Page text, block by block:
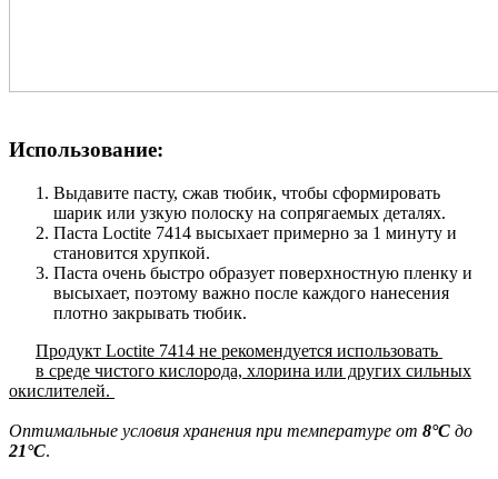
Использование:
Выдавите пасту, сжав тюбик, чтобы сформировать
шарик или узкую полоску на сопрягаемых деталях.
Паста Loctite 7414 высыхает примерно за 1 минуту и
становится хрупкой.
Паста очень быстро образует поверхностную пленку и
высыхает, поэтому важно после каждого нанесения
плотно закрывать тюбик.
Продукт Loctite 7414 не рекомендуется использовать
в среде чистого кислорода, хлорина или других сильных
окислителей.
Оптимальные условия хранения при температуре от 8°C до
21°C.